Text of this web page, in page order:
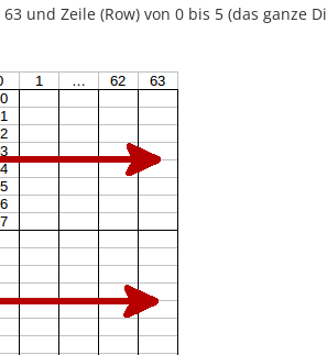
und Zeile (Row) von 0 bis 5 (das ganze